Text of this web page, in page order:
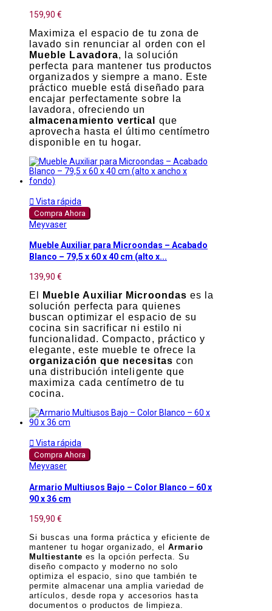
159,90 €
Maximiza el espacio de tu zona de
lavado sin renunciar al orden con el
Mueble Lavadora, la solución
perfecta para mantener tus productos
organizados y siempre a mano. Este
práctico mueble está diseñado para
encajar perfectamente sobre la
lavadora, ofreciendo un
almacenamiento vertical
que
aprovecha hasta el último centímetro
disponible en tu hogar.
 Vista rápida
Compra Ahora
Meyvaser
Mueble Auxiliar para Microondas – Acabado
Blanco – 79,5 x 60 x 40 cm (alto x...
139,90 €
El Mueble Auxiliar Microondas es la
solución perfecta para quienes
buscan optimizar el espacio de su
cocina sin sacrificar ni estilo ni
funcionalidad. Compacto, práctico y
elegante, este mueble te ofrece la
organización que necesitas con
una distribución inteligente que
maximiza cada centímetro de tu
cocina.
 Vista rápida
Compra Ahora
Meyvaser
Armario Multiusos Bajo – Color Blanco – 60 x
90 x 36 cm
159,90 €
Si buscas una forma práctica y eficiente de
mantener tu hogar organizado, elArmario
Multiestante es la opción perfecta. Su
diseño compacto y moderno no solo
optimiza el espacio, sino que también te
permite almacenar una amplia variedad de
artículos, desde ropa y accesorios hasta
documentos o productos de limpieza.